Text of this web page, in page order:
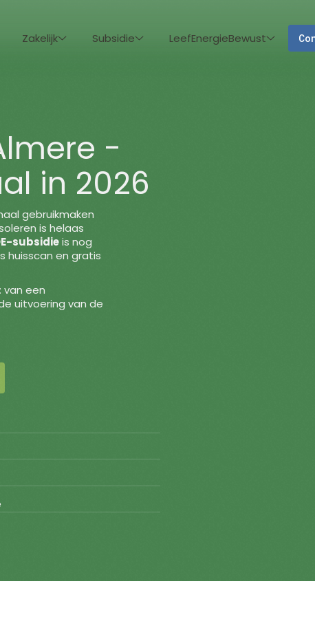
Zakelijk Subsidie LeefEnergieBewust
-
in 2026
gebruikmaken
is helaas
subsidieis nog
huisscan en gratis
van een
uitvoering van de